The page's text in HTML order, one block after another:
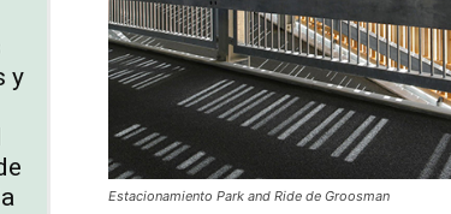
y
Estacionamiento Park and Ride de Groosman